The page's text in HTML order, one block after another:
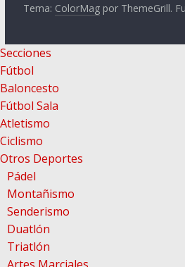
Tema: ColorMag por ThemeGrill.
Secciones
Fútbol
Baloncesto
Fútbol Sala
Atletismo
Ciclismo
Otros Deportes
Pádel
Montañismo
Senderismo
Duatlón
Triatlón
Artes Marciales